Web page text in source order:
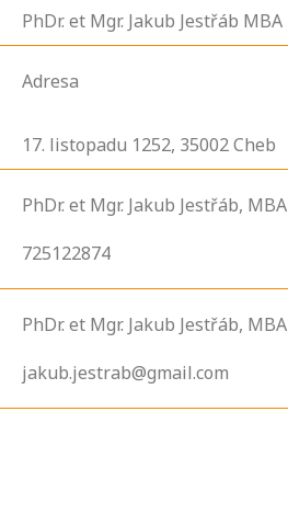
PhDr. et Mgr. Jakub Jestřáb MBA
Adresa
17. listopadu 1252, 35002Cheb
PhDr. et Mgr. Jakub Jestřáb, MBA
725122874
PhDr. et Mgr. Jakub Jestřáb, MBA
jakub.jestrab@gmail.com